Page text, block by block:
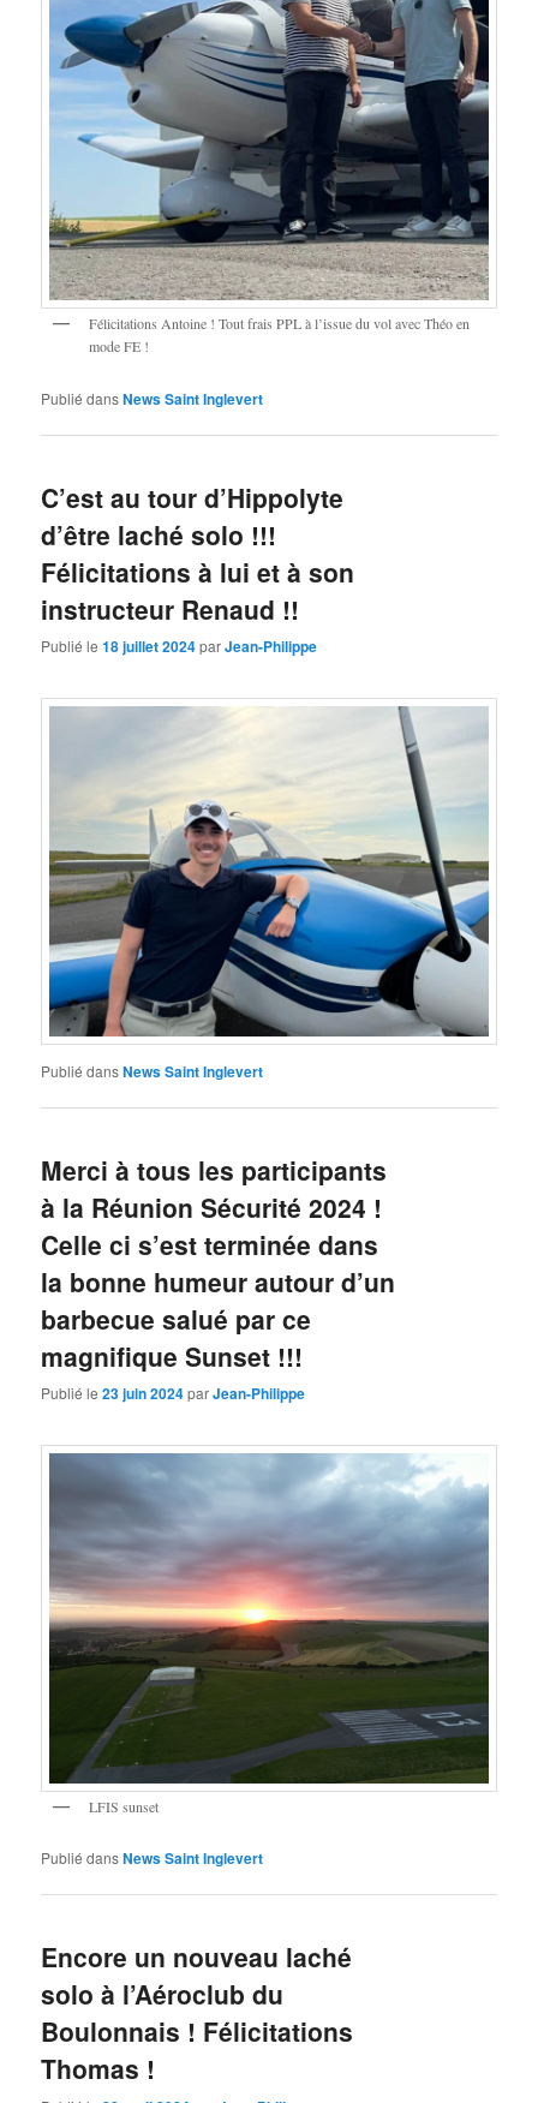
Félicitations Antoine ! Tout frais PPL à l’issue du vol avec Théo en
mode FE !
Publié dansNews Saint Inglevert
C’est au tour d’Hippolyte
d’être laché solo !!!
Félicitations à lui et à son
instructeur Renaud !!
Publié le18 juillet 2024parJean-Philippe
Publié dansNews Saint Inglevert
Merci à tous les participants
à la Réunion Sécurité 2024 !
Celle ci s’est terminée dans
la bonne humeur autour d’un
barbecue salué par ce
magnifique Sunset !!!
Publié le23 juin 2024parJean-Philippe
LFIS sunset
Publié dansNews Saint Inglevert
Encore un nouveau laché
solo à l’Aéroclub du
Boulonnais ! Félicitations
Thomas !